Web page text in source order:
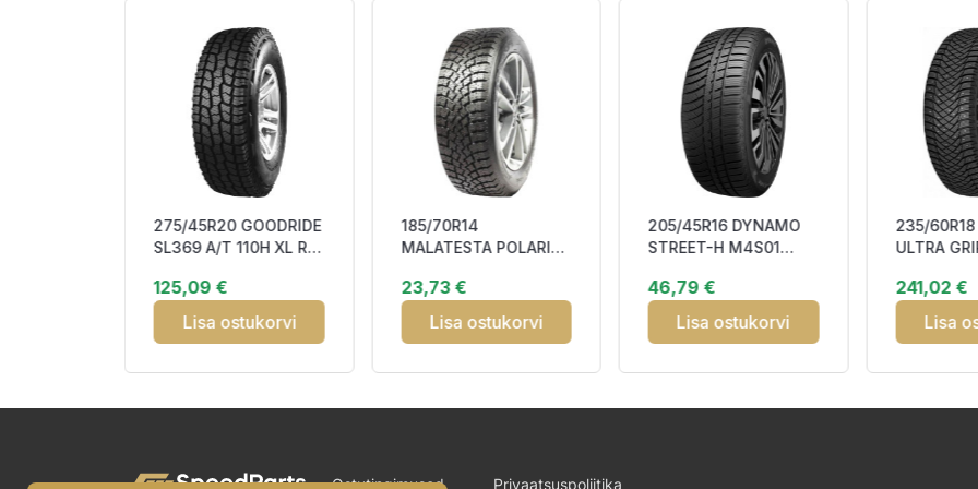
275/45R20 GOODRIDE
SL369 A/T 110H XL RP
125,09 €
Lisa ostukorvi
185/70R14
MALATESTA POLARIS
23,73 €
Lisa ostukorvi
205/45R16 DYNAMO
STREET-H M4S01
DCB72 3PMSF
46,79 €
Lisa ostukorvi
235/60R18
ULTRA
3PMSF
241,02 €
Lisa
Ostutingimused Privaatsuspoliitika